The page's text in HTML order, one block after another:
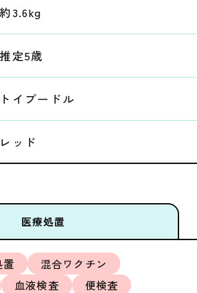
約3.6kg
推定5歳
トイプードル
レッド
医療処置
置
混合ワクチン
血液検査
便検査